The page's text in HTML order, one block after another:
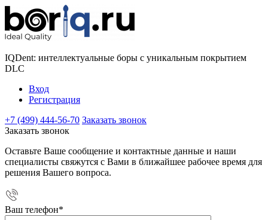
IQDent: интеллектуальные боры с уникальным покрытием
DLC
Вход
Регистрация
+7 (499) 444-56-70 Заказать звонок
Заказать звонок
Оставьте Ваше сообщение и контактные данные и наши
специалисты свяжутся с Вами в ближайшее рабочее время для
решения Вашего вопроса.
Ваш телефон*